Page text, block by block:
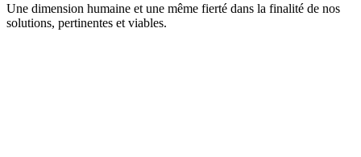
Une dimension humaine et une même fierté dans la finalité de nos
solutions, pertinentes et viables.